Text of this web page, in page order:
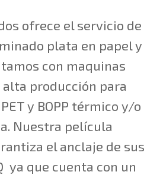
ofrece el servicio de
plata en papel y
con maquinas
producción para
y BOPP térmico y/o
Nuestra película
el anclaje de sus
ya que cuenta con un